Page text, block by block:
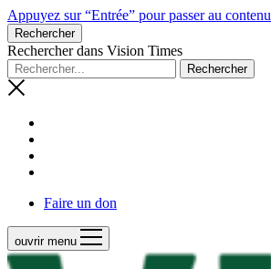
Appuyez sur “Entrée” pour passer au contenu
Rechercher
Rechercher dans Vision Times
Faire un don
ouvrir menu